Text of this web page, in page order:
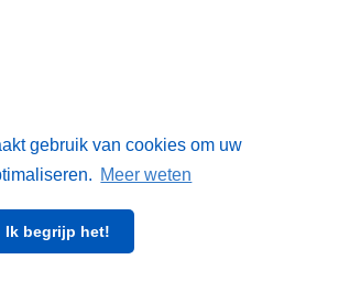
gebruik van cookies om uw
Meer weten
Ik begrijp het!